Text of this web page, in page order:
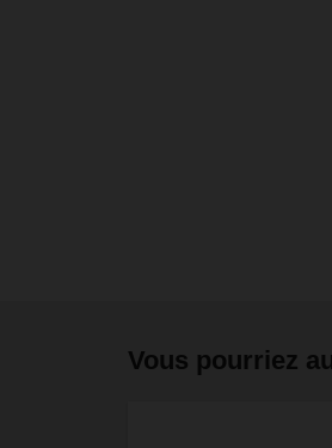
Vous pourriez